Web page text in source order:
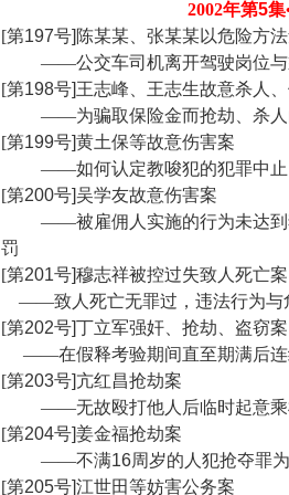
2002年第5集
[第197号] 陈某某、张某某以危险方
——公交车司机离开驾驶岗位与
[第198号]王志峰、王志生故意杀人
——为骗取保险金而抢劫、杀人
[第199号]黄土保等故意伤害案
——如何认定教唆犯的犯罪中止
[第200号]吴学友故意伤害案
——被雇佣人实施的行为未达到
罚
[第201号]穆志祥被控过失致人死亡案
——致人死亡无罪过，违法行为与
[第202号]丁立军强奸、抢劫、盗窃案
——在假释考验期间直至期满后连
[第203号]亢红昌抢劫案
——无故殴打他人后临时起意乘
[第204号]姜金福抢劫案
——不满16周岁的人犯抢夺罪
[第205号]江世田等妨害公务案